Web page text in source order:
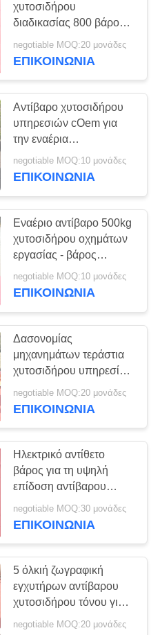
χυτοσιδήρου
διαδικασίας 800 βάρους
FC150 GG15 HT150 κλ
υπηρεσιών cOem
negotiable MOQ:20 μονάδες
ΕΠΙΚΟΙΝΩΝΊΑ
Αντίβαρο χυτοσιδήρου
υπηρεσιών cOem για
την εναέρια
εφαρμοσμένη μηχανική
πλατφορμών εργασίας
negotiable MOQ:10 μονάδες
ΕΠΙΚΟΙΝΩΝΊΑ
Εναέριο αντίβαρο 500kg
χυτοσιδήρου οχημάτων
εργασίας - βάρος
15000kg για τη
βιομηχανία
negotiable MOQ:10 μονάδες
ΕΠΙΚΟΙΝΩΝΊΑ
Δασονομίας
μηχανημάτων τεράστια
χυτοσιδήρου υπηρεσία
cOem δομών αντίβαρου
συμπαγής
negotiable MOQ:20 μονάδες
ΕΠΙΚΟΙΝΩΝΊΑ
Ηλεκτρικό αντίθετο
βάρος για τη υψηλή
επίδοση αντίβαρου
χυτοσιδήρου κυλίνδρων
negotiable MOQ:30 μονάδες
ΕΠΙΚΟΙΝΩΝΊΑ
5 όλκιή ζωγραφική
εγχυτήρων αντίβαρου
χυτοσιδήρου τόνου για
τα μηχανήματα
negotiable MOQ:20 μονάδες